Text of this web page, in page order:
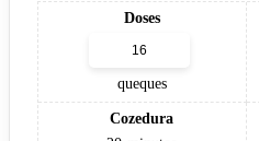
Doses
queques
Cozedura